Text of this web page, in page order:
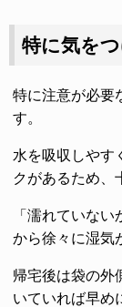
特に気を
特に注意が必要
す。
水を吸収しやす
クがあるため、
「濡れていな
から徐々に湿気
帰宅後は袋の外
いていれば早め